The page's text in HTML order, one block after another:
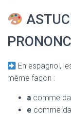
En espagnol,
même façon :
a comme
e comme